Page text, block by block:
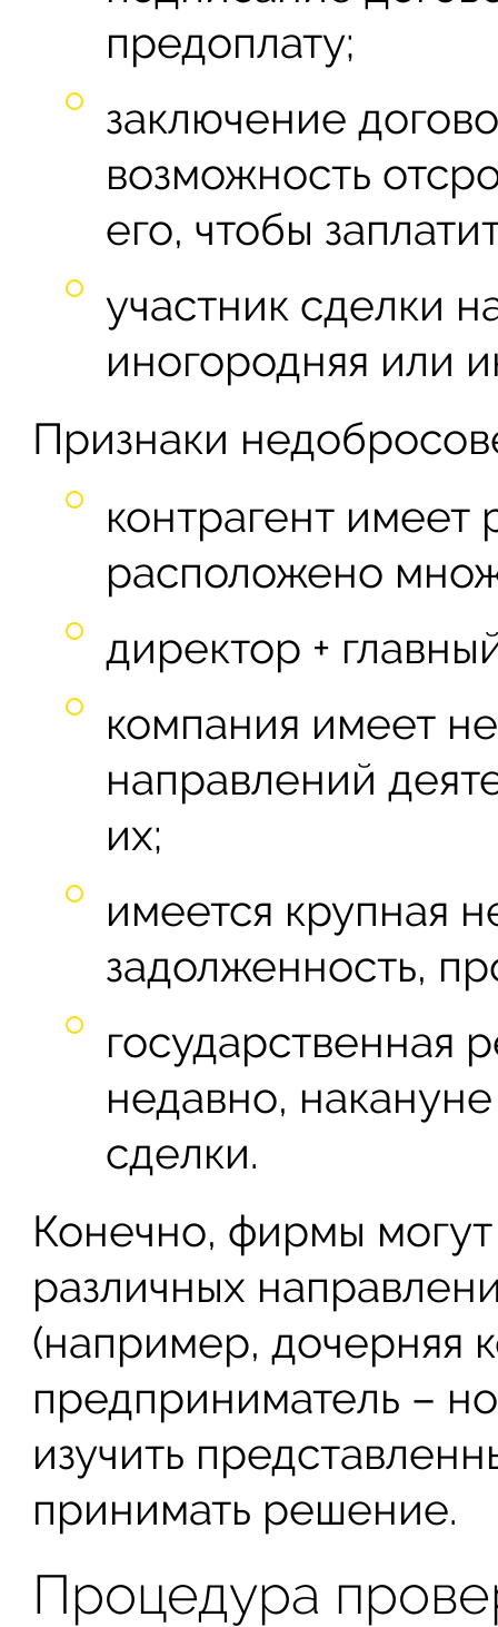
предоплату;
заключение
возможность
его, чтобы
участник сделки
иногородняя или
Признаки
контрагент имеет
расположено
директор +
компания имеет
направлений
их;
имеется крупная
задолженность,
государственная
недавно,
сделки.
Конечно, фирмы
различных
(например, дочерняя
предприниматель –
изучить
принимать решение.
Процедура